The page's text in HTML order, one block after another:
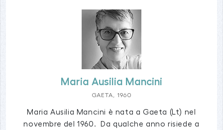
Maria Ausilia Mancini
GAETA, 1960
Maria Ausilia Mancini è nata a Gaeta (Lt) nel
novembre del 1960. Da qualche anno risiede a